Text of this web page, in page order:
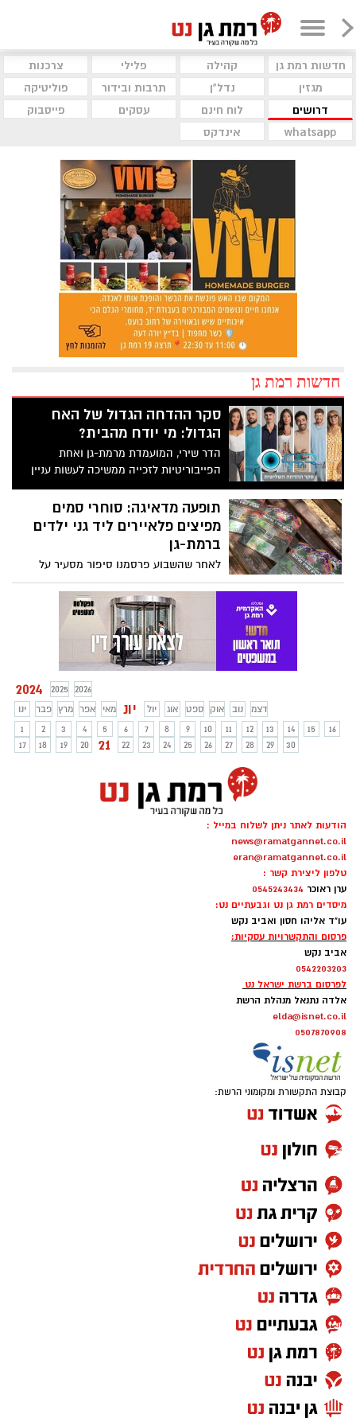
חדשות רמת גן קהילה פלילי
צרכנות
מגזין
נדל"ן תרבות ובידור
פוליטיקה
דרושים
לוח חינם עסקים
פייסבוק
whatsapp
אינדקס
חדשות רמת גן
סקר ההדחה הגדול של האח
הגדול: מי יודח מהבית?
הדר שירי, המועמדת מרמת-גן ואחת
הפייבוריטיות לזכייה ממשיכה לעשות עניין
בבית ומועמדת להדחה גם השבוע
תופעה מדאיגה: סוחרי סמים
מפיצים פלאיירים ליד גני ילדים
ברמת-גן
לאחר שהשבוע פרסמנו סיפור מסעיר על
ילדים שמצאו שקיות עם סמים בדרך לבית
הספר, הורים מודאגים מדווחים על תופעה
מסוכנת חדשה
2024 2025
2026
ינו
פבר מרץ אפר מאי יונ יול אוג ספט אוק נוב
דצמ
1
2 3 4 5 6 7 8 9 10 11 12 13 14 15
16
17
18 19 20 21 22 23 24 25 26 27 28 29 30
הודעות לאתר ניתן לשלוח במייל :
news@ramatgannet.co.il
eran@ramatgannet.co.il
טלפון ליצירת קשר :
ערן ראוכר 0545243434
מיסדים רמת גן נט וגבעתיים נט:
עו"ד אליהו חסון ואביב נקש
פרסום והתקשרויות עסקיות:
אביב נקש
0542203203
לפרסום ברשת ישראל נט
אלדה נתנאל מנהלת הרשת
elda@isnet.co.il
0507870908
קבוצת התקשורת ומקומוני הרשת: